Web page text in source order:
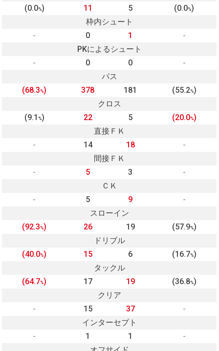
(0.0%) 11 5 (0.0%)
枠内シュート
-
0 1
-
PKによるシュート
-
0 0
-
パス
(68.3%) 378 181 (55.2%)
クロス
(9.1 %) 22 5 (20.0%)
直接ＦＫ
-
14 18
-
間接ＦＫ
-
5 3
-
ＣＫ
-
5 9
-
スローイン
(92.3%) 26 19 (57.9%)
ドリブル
(40.0%) 15 6 (16.7%)
タックル
(64.7%) 17 19 (36.8%)
クリア
-
15 37
-
インターセプト
-
1 1
-